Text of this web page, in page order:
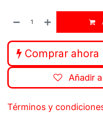
Comprar ahora
Añadir
Términos y